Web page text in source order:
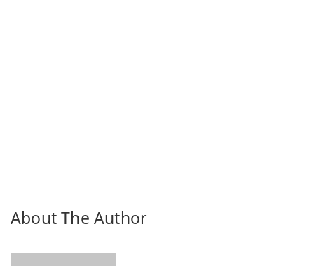
About The Author